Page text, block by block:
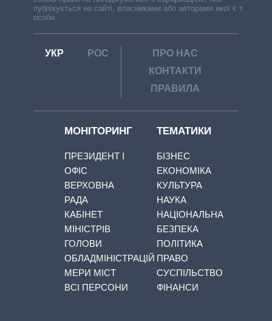
публікується на сайті, власниками або авторами якої є треті
особи.
УКР РОС
ПРО НАС
КОНТАКТИ
ПРАВИЛА
МОНІТОРИНГ
ПРЕЗИДЕНТ І
ОФІС
ВЕРХОВНА
РАДА
КАБІНЕТ
МІНІСТРІВ
ГОЛОВИ
ОБЛАДМІНІСТРАЦІЙ
МЕРИ МІСТ
ВСІ ПЕРСОНИ
ТЕМАТИКИ
БІЗНЕС
ЕКОНОМІКА
КУЛЬТУРА
НАУКА
НАЦІОНАЛЬНА
БЕЗПЕКА
ПОЛІТИКА
ПРАВО
СУСПІЛЬСТВО
ФІНАНСИ